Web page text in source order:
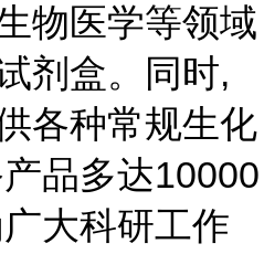
物医学等领域
剂盒。同时,
各种常规生化
品多达10000
大科研工作